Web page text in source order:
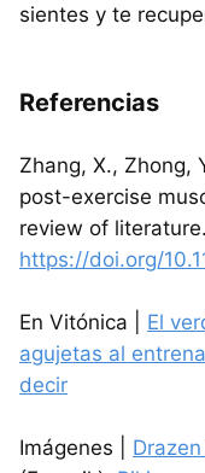
sientes y te
Referencias
Zhang, X., Zhong,
post-exercise
review of literature.
https://doi.org/
En Vitónica | El
agujetas al
decir
Imágenes |